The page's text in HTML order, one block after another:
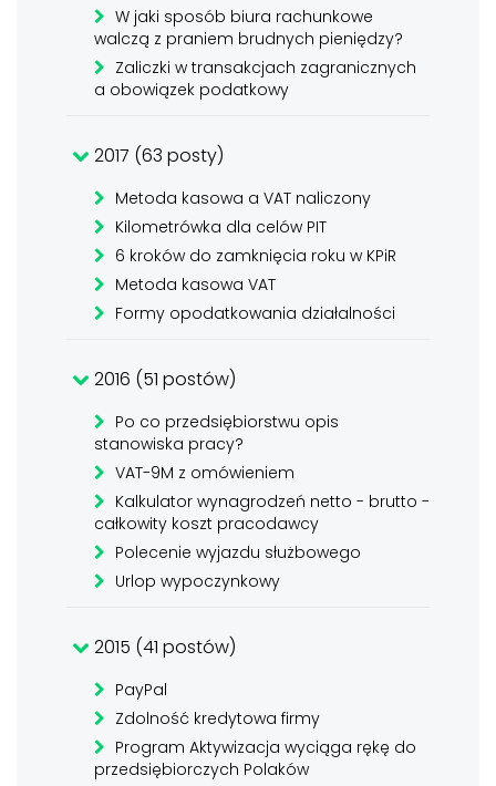
W jaki sposób biura rachunkowe
walczą z praniem brudnych pieniędzy?
Zaliczki w transakcjach zagranicznych
a obowiązek podatkowy
2017 (63 posty)
Metoda kasowa a VAT naliczony
Kilometrówka dla celów PIT
6 kroków do zamknięcia roku w KPiR
Metoda kasowa VAT
Formy opodatkowania działalności
2016 (51 postów)
Po co przedsiębiorstwu opis
stanowiska pracy?
VAT-9M z omówieniem
Kalkulator wynagrodzeń netto - brutto -
całkowity koszt pracodawcy
Polecenie wyjazdu służbowego
Urlop wypoczynkowy
2015 (41 postów)
PayPal
Zdolność kredytowa firmy
Program Aktywizacja wyciąga rękę do
przedsiębiorczych Polaków